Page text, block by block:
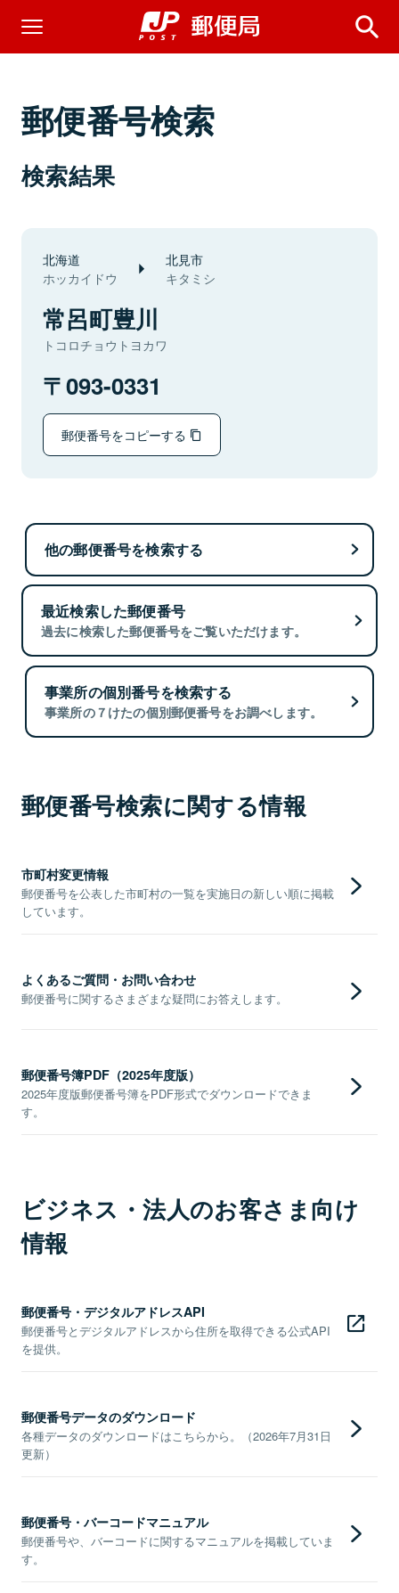
郵便番号検索
検索結果
北海道
ホッカイドウ
北見市
キタミシ
常呂町豊川
トコロチョウトヨカワ
093-0331
郵便番号をコピーする
他の郵便番号を検索する
最近検索した郵便番号
過去に検索した郵便番号をご覧いただけます。
事業所の個別番号を検索する
事業所の７けたの個別郵便番号をお調べします。
郵便番号検索に関する情報
市町村変更情報
郵便番号を公表した市町村の一覧を実施日の新しい順に掲載
しています。
よくあるご質問・お問い合わせ
郵便番号に関するさまざまな疑問にお答えします。
郵便番号簿PDF（2025年度版）
2025年度版郵便番号簿をPDF形式でダウンロードできま
す。
ビジネス・法人のお客さま向け
情報
郵便番号・デジタルアドレスAPI
郵便番号とデジタルアドレスから住所を取得できる公式API
を提供。
郵便番号データのダウンロード
各種データのダウンロードはこちらから。（2026年7月31日
更新）
郵便番号・バーコードマニュアル
郵便番号や、バーコードに関するマニュアルを掲載していま
す。